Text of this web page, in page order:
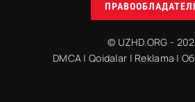
© UZHD.ORG -
DMCA |Qoidalar | Reklama |